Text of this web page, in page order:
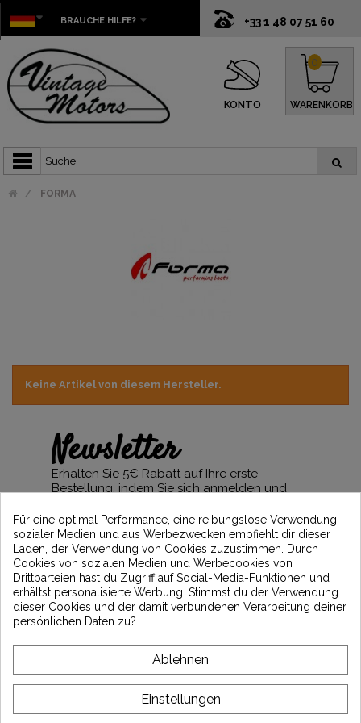
+33 1 48 07 51 60
BRAUCHE HILFE?
KONTO WARENKORB
0
FORMA
Keine Artikel von diesem Hersteller.
Newsletter
Erhalten Sie 5€ Rabatt auf Ihre erste
Bestellung, indem Sie sich anmelden und
Nachrichten informiert bleiben
*Dès 99€ d'achat. En vous abonnant à notre newsletter, vous reconnaissez avoir pris
connaissance de notre politique de gestion des données personnelles et vous
l'acceptez.
KUNDENSERVICE
Für eine optimal Performance, eine reibungslose Verwendung
sozialer Medien und aus Werbezwecken empfiehlt dir dieser
Laden, der Verwendung von Cookies zuzustimmen. Durch
Cookies von sozialen Medien und Werbecookies von
Drittparteien hast du Zugriff auf Social-Media-Funktionen und
erhältst personalisierte Werbung. Stimmst du der Verwendung
dieser Cookies und der damit verbundenen Verarbeitung deiner
persönlichen Daten zu?
Ablehnen
Einstellungen